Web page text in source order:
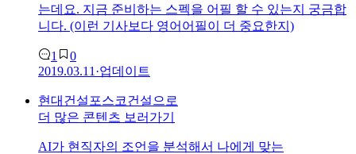
는데요. 지금 준비하는 스펙을 어필 할 수 있는지 궁금합
니다. (이런 기사보다 영어어필이 더 중요한지)
1
0
2019.03.11 ·업데이트
현대건설포스코건설 으로
더 많은 콘텐츠 보러가기
AI가 현직자의 조언을 분석해서 나에게 맞는